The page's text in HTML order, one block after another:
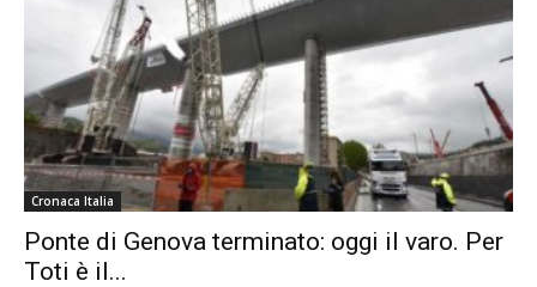
Cronaca Italia
Ponte di Genova terminato: oggi il varo. Per
Toti è il...